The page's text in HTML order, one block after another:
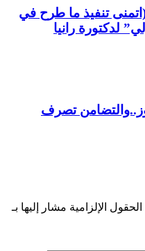
(اتمنى تنفيذ ما طرح في
لدكتورة رانيا
تصرف
الحقول الإلزامية مشار إليها بـ